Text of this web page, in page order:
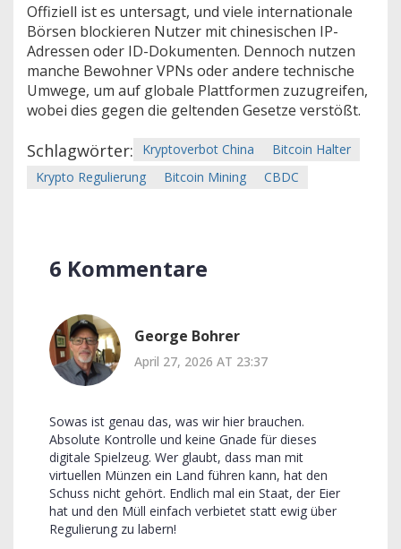
Offiziell ist es untersagt, und viele internationale
Börsen blockieren Nutzer mit chinesischen IP-
Adressen oder ID-Dokumenten. Dennoch nutzen
manche Bewohner VPNs oder andere technische
Umwege, um auf globale Plattformen zuzugreifen,
wobei dies gegen die geltenden Gesetze verstößt.
Schlagwörter: Kryptoverbot China
Bitcoin Halter
Krypto Regulierung
Bitcoin Mining CBDC
6 Kommentare
George Bohrer
April 27, 2026 AT 23:37
Sowas ist genau das, was wir hier brauchen.
Absolute Kontrolle und keine Gnade für dieses
digitale Spielzeug. Wer glaubt, dass man mit
virtuellen Münzen ein Land führen kann, hat den
Schuss nicht gehört. Endlich mal ein Staat, der Eier
hat und den Müll einfach verbietet statt ewig über
Regulierung zu labern!